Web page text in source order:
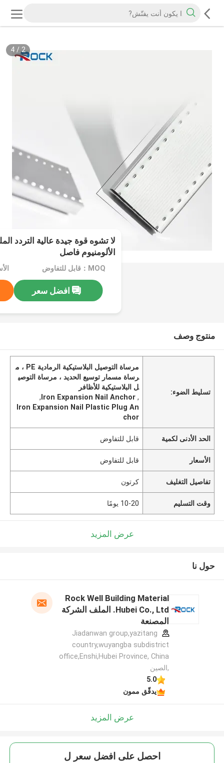
2
/
4
لا تشوه قوة جيدة عالية التردد
الألومنيوم فاصل
MOQ：قابل للتفاوض
افضل سعر
منتوج وصف
تسليط الضوء:
مرساة التوصيل البلاستيكية الرمادية PE ، م
رساة مسمار توسيع الحديد ، مرساة التوصي
ل البلاستيكية للأظافر
,
Iron Expansion Nail Anchor
,
Iron Expansion Nail Plastic Plug An
chor
الحد الأدنى لكمية قابل للتفاوض
الأسعار قابل للتفاوض
تفاصيل التغليف كرتون
وقت التسليم 10-20 يومًا
عرض المزيد
حول نا
Rock Well Building Material
Hubei Co., Ltd. الملف الشركة
المصنعة
Jiadanwan group,yazitang
country,wuyangba subdistrict
office,Enshi,Hubei Province, China
,الصين
5.0
يدقّق ممون
عرض المزيد
احصل على افضل سعر ل